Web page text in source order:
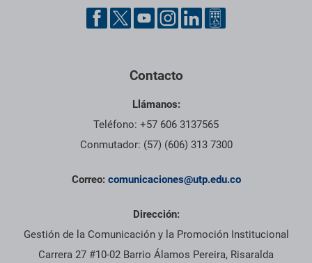
Contacto
Llámanos:
Teléfono: +57 606 3137565
Conmutador: (57) (606) 313 7300
Correo: comunicaciones@utp.edu.co
Dirección:
Gestión de la Comunicación y la Promoción Institucional
Carrera 27 #10-02 Barrio Álamos Pereira, Risaralda